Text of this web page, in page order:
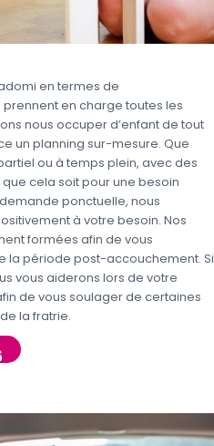
en termes de
prennent en charge toutes les
nous occuper d’enfant de tout
un planning sur-mesure. Que
ou à temps plein, avec des
cela soit pour une besoin
ponctuelle, nous
à votre besoin. Nos
formées afin de vous
la période post-accouchement. Si
vous aiderons lors de votre
de vous soulager de certaines
la fratrie.